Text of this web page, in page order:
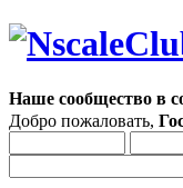
Наше сообщество в
Добро пожаловать,